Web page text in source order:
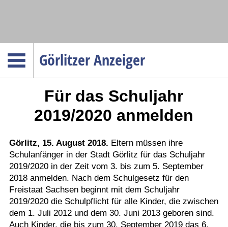
Görlitzer Anzeiger
Menüpunkte
Gesellschaft
Wirtschaft
Service
Verkehr
Gesundheit
Kultur
Sport
Für das Schuljahr
2019/2020 anmelden
Görlitz, 15. August 2018. Eltern müssen ihre
Schulanfänger in der Stadt Görlitz für das Schuljahr
2019/2020 in der Zeit vom 3. bis zum 5. September
2018 anmelden. Nach dem Schulgesetz für den
Freistaat Sachsen beginnt mit dem Schuljahr
2019/2020 die Schulpflicht für alle Kinder, die zwischen
dem 1. Juli 2012 und dem 30. Juni 2013 geboren sind.
Auch Kinder, die bis zum 30. September 2019 das 6.